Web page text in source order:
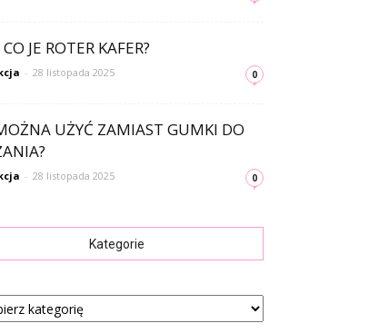
JE ROTER KAFER?
- 28 listopada 2025 0
UŻYĆ ZAMIAST GUMKI DO
- 28 listopada 2025 0
Kategorie